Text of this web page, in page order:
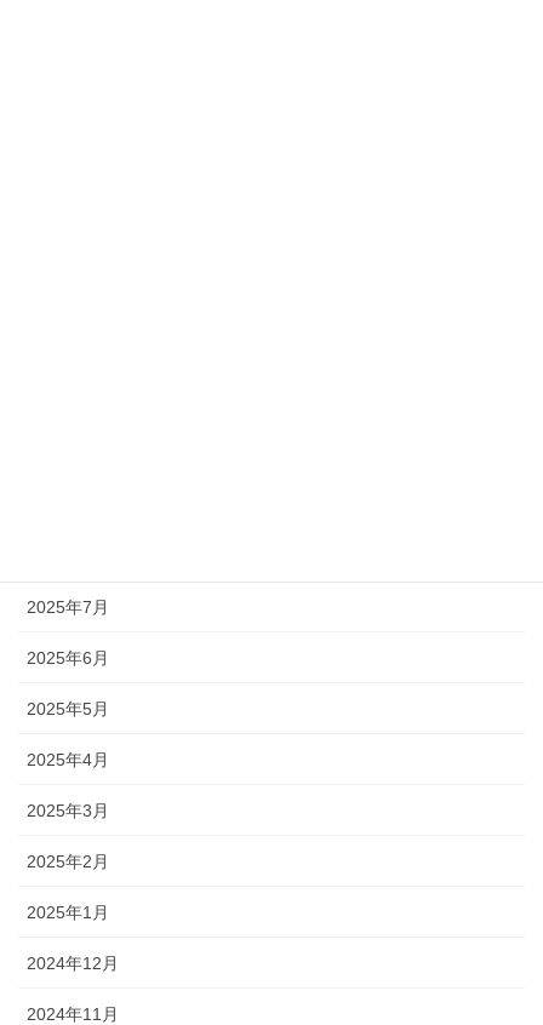
2025年7月
2025年6月
2025年5月
2025年4月
2025年3月
2025年2月
2025年1月
2024年12月
2024年11月